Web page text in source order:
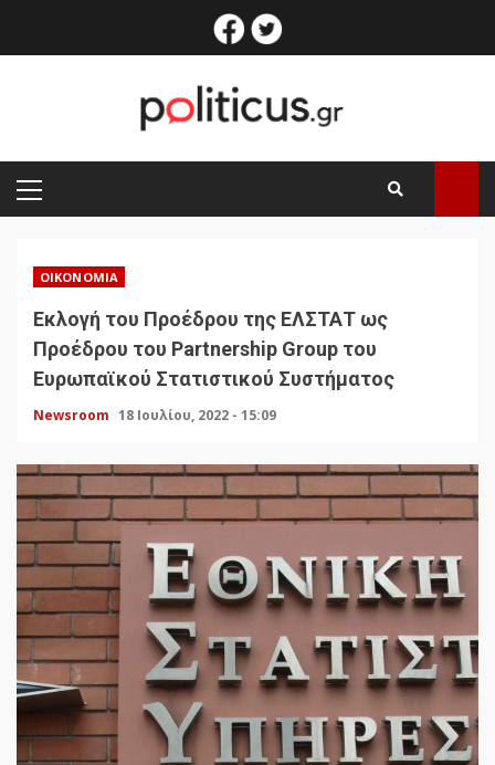
facebook
PRIMARY
MENU
ΟΙΚΟΝΟΜΊΑ
Εκλογή του Προέδρου της ΕΛΣΤΑΤ ως
Προέδρου του Partnership Group του
Ευρωπαϊκού Στατιστικού Συστήματος
Newsroom 18 Ιουλίου, 2022 - 15:09